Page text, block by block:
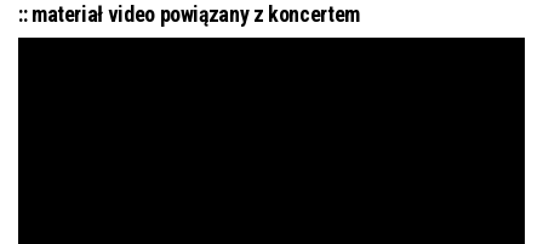
:: materiał video powiązany z koncertem